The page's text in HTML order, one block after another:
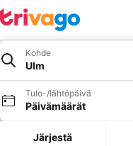
Kohde
Ulm
Tulo-/lähtöpäivä
Päivämäärät
Järjestä